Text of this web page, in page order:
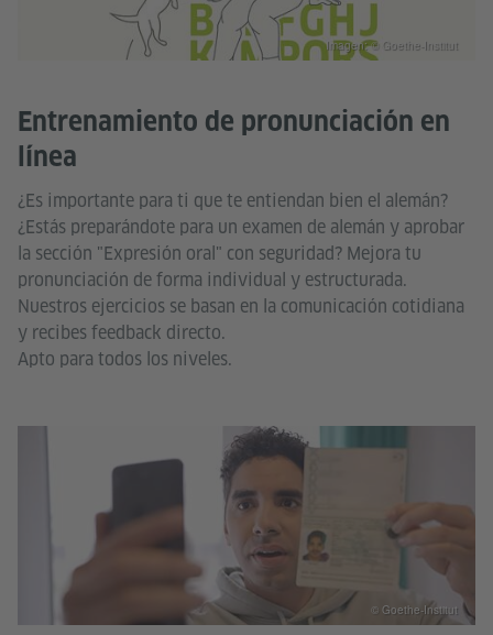
Entrenamiento de pronunciación en
línea
¿Es importante para ti que te entiendan bien el alemán?
¿Estás preparándote para un examen de alemán y aprobar
la sección "Expresión oral" con seguridad? Mejora tu
pronunciación de forma individual y estructurada.
Nuestros ejercicios se basan en la comunicación cotidiana
y recibes feedback directo.
Apto para todos los niveles.
Imagen: © Goethe-Institut
© Goethe-Institut